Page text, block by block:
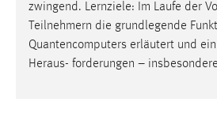
zwingend. Lernziele: Im Laufe der
Teilnehmern die grundlegende
Quantencomputers erläutert und
Heraus- forderungen –